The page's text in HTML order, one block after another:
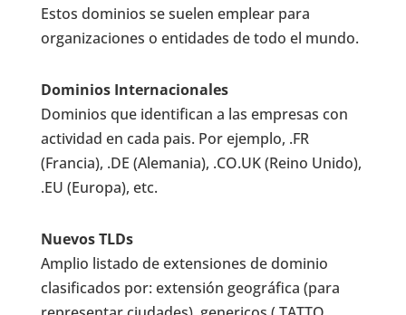
Estos dominios se suelen emplear para
organizaciones o entidades de todo el mundo.
Dominios Internacionales
Dominios que identifican a las empresas con
actividad en cada pais. Por ejemplo, .FR
(Francia), .DE (Alemania), .CO.UK (Reino Unido),
.EU (Europa), etc.
Nuevos TLDs
Amplio listado de extensiones de dominio
clasificados por: extensión geográfica (para